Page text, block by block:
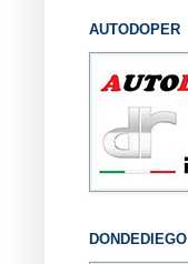
AUTODOPER
DONDEDIEGO